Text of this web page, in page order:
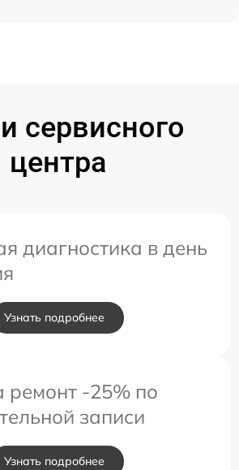
сервисного
центра
диагностика в день
Узнать подробнее
ремонт -25% по
записи
Узнать подробнее